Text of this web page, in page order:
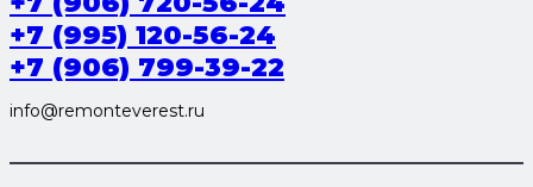
+7 (995) 120-56-24
+7 (906) 799-39-22
info@remonteverest.ru